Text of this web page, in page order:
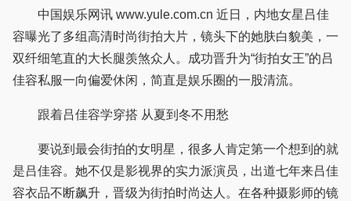
中国娱乐网讯 www.yule.com.cn 近日，内地女星吕佳
容曝光了多组高清时尚街拍大片，镜头下的她肤白貌美，一
双纤细笔直的大长腿羡煞众人。成功晋升为“街拍女王”的吕
佳容私服一向偏爱休闲，简直是娱乐圈的一股清流。
跟着吕佳容学穿搭 从夏到冬不用愁
要说到最会街拍的女明星，很多人肯定第一个想到的就
是吕佳容。她不仅是影视界的实力派演员，出道七年来吕佳
容衣品不断飙升，晋级为街拍时尚达人。在各种摄影师的镜